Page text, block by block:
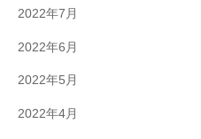
2022年7月
2022年6月
2022年5月
2022年4月